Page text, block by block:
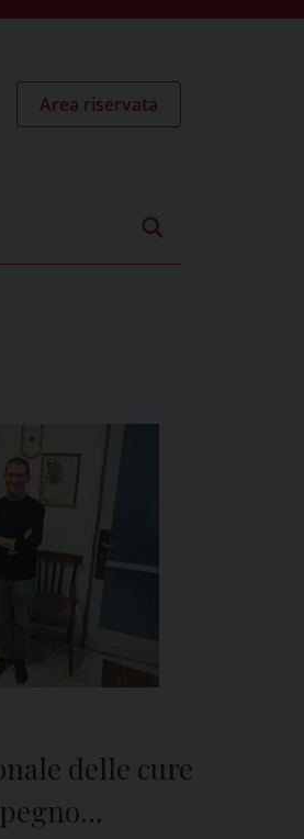
Area riservata
delle cure